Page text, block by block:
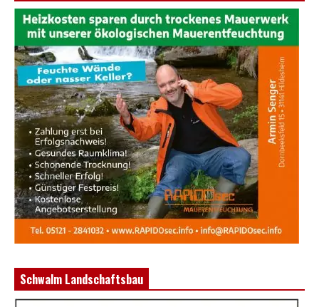
Schwalm Landschaftsbau